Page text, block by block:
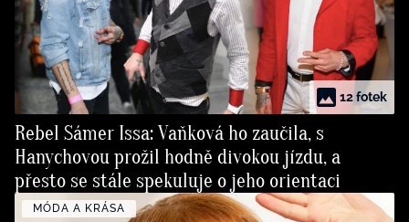
12 fotek
Rebel Sámer Issa: Vaňková ho zaučila, s
Hanychovou prožil hodně divokou jízdu, a
přesto se stále spekuluje o jeho orientaci
MÓDA A KRÁSA